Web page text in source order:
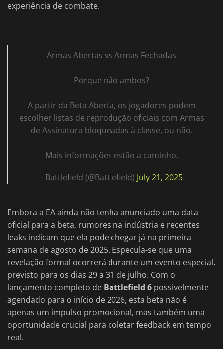
experiência de combate.
Armas Abertas vs Armas Fechadas
Porque não ambos?
A partir da Beta Aberta, os jogadores podem
escolher listas de reprodução oficiais com Armas
de Assinatura bloqueadas à classe, ou não.
Mais informações estão a caminho.
- Battlefield (@Battlefield) July 21, 2025
Embora a EA ainda não tenha anunciado uma data
oficial para a beta, rumores na indústria e recentes
leaks indicam que ela pode chegar já na primeira
semana de agosto de 2025. Especula-se que uma
revelação formal ocorrerá durante um evento especial,
previsto para os dias 29 a 31 de julho. Com o
lançamento completo de Battlefield 6 possivelmente
agendado para o início de 2026, esta beta não é
apenas um impulso promocional, mas também uma
oportunidade crucial para coletar feedback em tempo
real.